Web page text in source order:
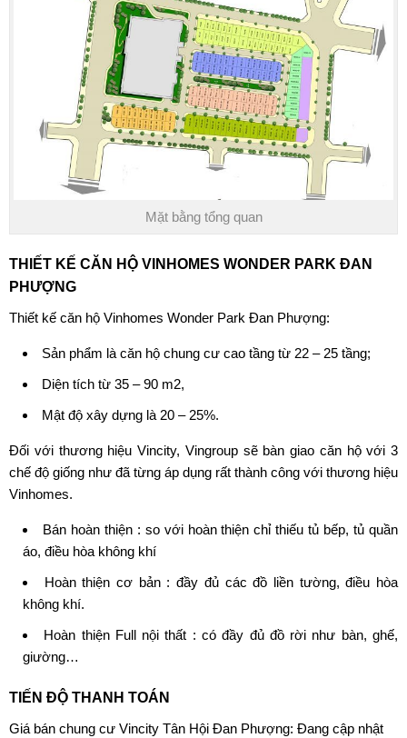
Mặt bằng tổng quan
THIẾT KẾ CĂN HỘ VINHOMES WONDER PARK ĐAN
PHƯỢNG
Thiết kế căn hộ Vinhomes Wonder Park Đan Phượng:
Sản phẩm là căn hộ chung cư cao tầng từ 22 – 25 tầng;
Diện tích từ 35 – 90 m2,
Mật độ xây dựng là 20 – 25%.
Đối với thương hiệu Vincity, Vingroup sẽ bàn giao căn hộ với 3
chế độ giống như đã từng áp dụng rất thành công với thương hiệu
Vinhomes.
Bán hoàn thiện : so với hoàn thiện chỉ thiếu tủ bếp, tủ quần
áo, điều hòa không khí
Hoàn thiện cơ bản : đầy đủ các đồ liền tường, điều hòa
không khí.
Hoàn thiện Full nội thất : có đầy đủ đồ rời như bàn, ghế,
giường…
TIẾN ĐỘ THANH TOÁN
Giá bán chung cư Vincity Tân Hội Đan Phượng: Đang cập nhật